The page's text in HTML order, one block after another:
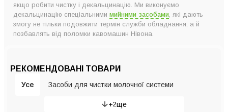
якщо робити чистку і декальцинацію. Ми виконуємо
декальцинацію спеціальними мийними засобами , які дають
змогу не тільки подовжити термін служби обладнання, а й
позбавлять від поломки кавомашин Нівона.
РЕКОМЕНДОВАНІ ТОВАРИ
Усе Засоби для чистки молочної системи
Аксесуари для кавомашин
+2ще